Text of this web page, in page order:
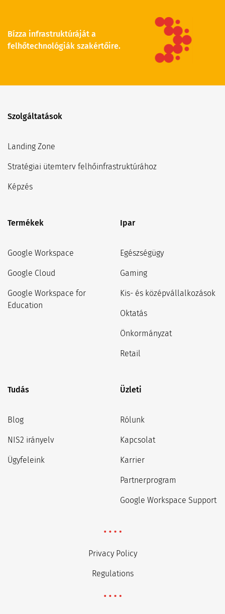
Bízza infrastruktúráját a
felhőtechnológiák szakértőire.
Szolgáltatások
Landing Zone
Stratégiai ütemterv felhőinfrastruktúrához
Képzés
Termékek
Google Workspace
Google Cloud
Google Workspace for
Education
Ipar
Egészségügy
Gaming
Kis- és középvállalkozások
Oktatás
Önkormányzat
Retail
Tudás
Blog
NIS2 irányelv
Ügyfeleink
Üzleti
Rólunk
Kapcsolat
Karrier
Partnerprogram
Google Workspace Support
Privacy Policy
Regulations